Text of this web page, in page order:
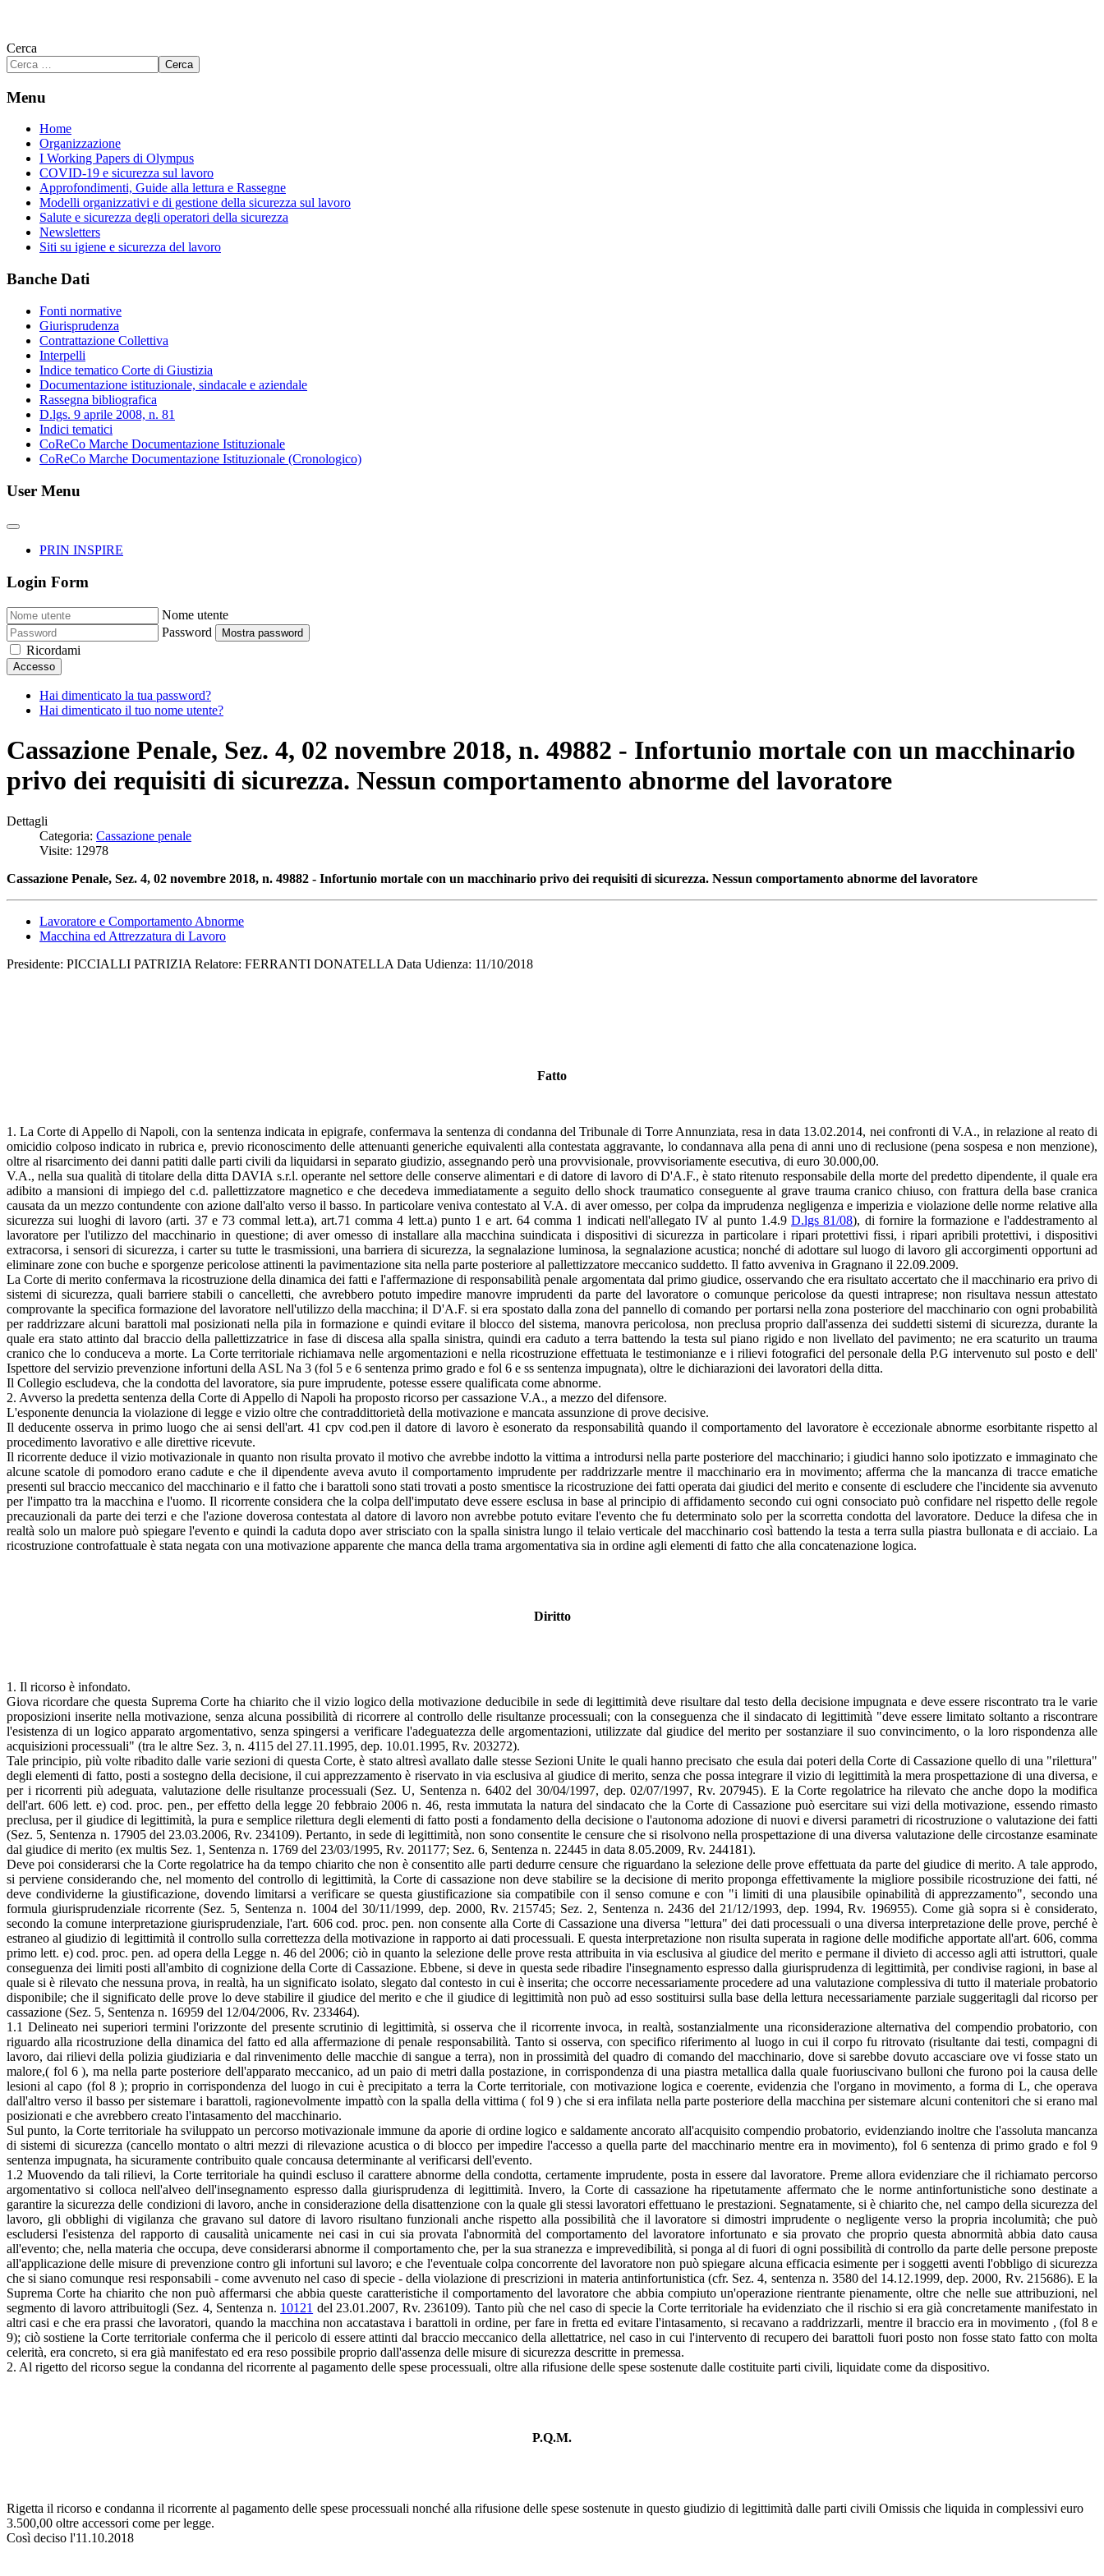
Cerca
Cerca
Menu
Home
Organizzazione
I Working Papers di Olympus
COVID-19 e sicurezza sul lavoro
Approfondimenti, Guide alla lettura e Rassegne
Modelli organizzativi e di gestione della sicurezza sul lavoro
Salute e sicurezza degli operatori della sicurezza
Newsletters
Siti su igiene e sicurezza del lavoro
Banche Dati
Fonti normative
Giurisprudenza
Contrattazione Collettiva
Interpelli
Indice tematico Corte di Giustizia
Documentazione istituzionale, sindacale e aziendale
Rassegna bibliografica
D.lgs. 9 aprile 2008, n. 81
Indici tematici
CoReCo Marche Documentazione Istituzionale
CoReCo Marche Documentazione Istituzionale (Cronologico)
User Menu
PRIN INSPIRE
Login Form
Nome utente
Password
Mostra password
Ricordami
Accesso
Hai dimenticato la tua password?
Hai dimenticato il tuo nome utente?
Cassazione Penale, Sez. 4, 02 novembre 2018, n. 49882 - Infortunio mortale con un macchinario
privo dei requisiti di sicurezza. Nessun comportamento abnorme del lavoratore
Dettagli
Categoria: Cassazione penale
Visite: 12978
Cassazione Penale, Sez. 4, 02 novembre 2018, n. 49882 - Infortunio mortale con un macchinario privo dei requisiti di sicurezza. Nessun comportamento abnorme del lavoratore
Lavoratore e Comportamento Abnorme
Macchina ed Attrezzatura di Lavoro
Presidente: PICCIALLI PATRIZIA Relatore: FERRANTI DONATELLA Data Udienza: 11/10/2018
Fatto
1. La Corte di Appello di Napoli, con la sentenza indicata in epigrafe, confermava la sentenza di condanna del Tribunale di Torre Annunziata, resa in data 13.02.2014, nei confronti di V.A., in relazione al reato di
omicidio colposo indicato in rubrica e, previo riconoscimento delle attenuanti generiche equivalenti alla contestata aggravante, lo condannava alla pena di anni uno di reclusione (pena sospesa e non menzione),
oltre al risarcimento dei danni patiti dalle parti civili da liquidarsi in separato giudizio, assegnando però una provvisionale, provvisoriamente esecutiva, di euro 30.000,00.
V.A., nella sua qualità di titolare della ditta DAVIA s.r.l. operante nel settore delle conserve alimentari e di datore di lavoro di D'A.F., è stato ritenuto responsabile della morte del predetto dipendente, il quale era
adibito a mansioni di impiego del c.d. pallettizzatore magnetico e che decedeva immediatamente a seguito dello shock traumatico conseguente al grave trauma cranico chiuso, con frattura della base cranica
causata da un mezzo contundente con azione dall'alto verso il basso. In particolare veniva contestato al V.A. di aver omesso, per colpa da imprudenza negligenza e imperizia e violazione delle norme relative alla
sicurezza sui luoghi di lavoro (arti. 37 e 73 commal lett.a), art.71 comma 4 lett.a) punto 1 e art. 64 comma 1 indicati nell'allegato IV al punto 1.4.9 D.lgs 81/08), di fornire la formazione e l'addestramento al
lavoratore per l'utilizzo del macchinario in questione; di aver omesso di installare alla macchina suindicata i dispositivi di sicurezza in particolare i ripari protettivi fissi, i ripari apribili protettivi, i dispositivi
extracorsa, i sensori di sicurezza, i carter su tutte le trasmissioni, una barriera di sicurezza, la segnalazione luminosa, la segnalazione acustica; nonché di adottare sul luogo di lavoro gli accorgimenti opportuni ad
eliminare zone con buche e sporgenze pericolose attinenti la pavimentazione sita nella parte posteriore al pallettizzatore meccanico suddetto. Il fatto avveniva in Gragnano il 22.09.2009.
La Corte di merito confermava la ricostruzione della dinamica dei fatti e l'affermazione di responsabilità penale argomentata dal primo giudice, osservando che era risultato accertato che il macchinario era privo di
sistemi di sicurezza, quali barriere stabili o cancelletti, che avrebbero potuto impedire manovre imprudenti da parte del lavoratore o comunque pericolose da questi intraprese; non risultava nessun attestato
comprovante la specifica formazione del lavoratore nell'utilizzo della macchina; il D'A.F. si era spostato dalla zona del pannello di comando per portarsi nella zona posteriore del macchinario con ogni probabilità
per raddrizzare alcuni barattoli mal posizionati nella pila in formazione e quindi evitare il blocco del sistema, manovra pericolosa, non preclusa proprio dall'assenza dei suddetti sistemi di sicurezza, durante la
quale era stato attinto dal braccio della pallettizzatrice in fase di discesa alla spalla sinistra, quindi era caduto a terra battendo la testa sul piano rigido e non livellato del pavimento; ne era scaturito un trauma
cranico che lo conduceva a morte. La Corte territoriale richiamava nelle argomentazioni e nella ricostruzione effettuata le testimonianze e i rilievi fotografici del personale della P.G intervenuto sul posto e dell'
Ispettore del servizio prevenzione infortuni della ASL Na 3 (fol 5 e 6 sentenza primo grado e fol 6 e ss sentenza impugnata), oltre le dichiarazioni dei lavoratori della ditta.
Il Collegio escludeva, che la condotta del lavoratore, sia pure imprudente, potesse essere qualificata come abnorme.
2. Avverso la predetta sentenza della Corte di Appello di Napoli ha proposto ricorso per cassazione V.A., a mezzo del difensore.
L'esponente denuncia la violazione di legge e vizio oltre che contraddittorietà della motivazione e mancata assunzione di prove decisive.
Il deducente osserva in primo luogo che ai sensi dell'art. 41 cpv cod.pen il datore di lavoro è esonerato da responsabilità quando il comportamento del lavoratore è eccezionale abnorme esorbitante rispetto al
procedimento lavorativo e alle direttive ricevute.
Il ricorrente deduce il vizio motivazionale in quanto non risulta provato il motivo che avrebbe indotto la vittima a introdursi nella parte posteriore del macchinario; i giudici hanno solo ipotizzato e immaginato che
alcune scatole di pomodoro erano cadute e che il dipendente aveva avuto il comportamento imprudente per raddrizzarle mentre il macchinario era in movimento; afferma che la mancanza di tracce ematiche
presenti sul braccio meccanico del macchinario e il fatto che i barattoli sono stati trovati a posto smentisce la ricostruzione dei fatti operata dai giudici del merito e consente di escludere che l'incidente sia avvenuto
per l'impatto tra la macchina e l'uomo. Il ricorrente considera che la colpa dell'imputato deve essere esclusa in base al principio di affidamento secondo cui ogni consociato può confidare nel rispetto delle regole
precauzionali da parte dei terzi e che l'azione doverosa contestata al datore di lavoro non avrebbe potuto evitare l'evento che fu determinato solo per la scorretta condotta del lavoratore. Deduce la difesa che in
realtà solo un malore può spiegare l'evento e quindi la caduta dopo aver strisciato con la spalla sinistra lungo il telaio verticale del macchinario così battendo la testa a terra sulla piastra bullonata e di acciaio. La
ricostruzione controfattuale è stata negata con una motivazione apparente che manca della trama argomentativa sia in ordine agli elementi di fatto che alla concatenazione logica.
Diritto
1. Il ricorso è infondato.
Giova ricordare che questa Suprema Corte ha chiarito che il vizio logico della motivazione deducibile in sede di legittimità deve risultare dal testo della decisione impugnata e deve essere riscontrato tra le varie
proposizioni inserite nella motivazione, senza alcuna possibilità di ricorrere al controllo delle risultanze processuali; con la conseguenza che il sindacato di legittimità "deve essere limitato soltanto a riscontrare
l'esistenza di un logico apparato argomentativo, senza spingersi a verificare l'adeguatezza delle argomentazioni, utilizzate dal giudice del merito per sostanziare il suo convincimento, o la loro rispondenza alle
acquisizioni processuali" (tra le altre Sez. 3, n. 4115 del 27.11.1995, dep. 10.01.1995, Rv. 203272).
Tale principio, più volte ribadito dalle varie sezioni di questa Corte, è stato altresì avallato dalle stesse Sezioni Unite le quali hanno precisato che esula dai poteri della Corte di Cassazione quello di una "rilettura"
degli elementi di fatto, posti a sostegno della decisione, il cui apprezzamento è riservato in via esclusiva al giudice di merito, senza che possa integrare il vizio di legittimità la mera prospettazione di una diversa, e
per i ricorrenti più adeguata, valutazione delle risultanze processuali (Sez. U, Sentenza n. 6402 del 30/04/1997, dep. 02/07/1997, Rv. 207945). E la Corte regolatrice ha rilevato che anche dopo la modifica
dell'art. 606 lett. e) cod. proc. pen., per effetto della legge 20 febbraio 2006 n. 46, resta immutata la natura del sindacato che la Corte di Cassazione può esercitare sui vizi della motivazione, essendo rimasto
preclusa, per il giudice di legittimità, la pura e semplice rilettura degli elementi di fatto posti a fondamento della decisione o l'autonoma adozione di nuovi e diversi parametri di ricostruzione o valutazione dei fatti
(Sez. 5, Sentenza n. 17905 del 23.03.2006, Rv. 234109). Pertanto, in sede di legittimità, non sono consentite le censure che si risolvono nella prospettazione di una diversa valutazione delle circostanze esaminate
dal giudice di merito (ex multis Sez. 1, Sentenza n. 1769 del 23/03/1995, Rv. 201177; Sez. 6, Sentenza n. 22445 in data 8.05.2009, Rv. 244181).
Deve poi considerarsi che la Corte regolatrice ha da tempo chiarito che non è consentito alle parti dedurre censure che riguardano la selezione delle prove effettuata da parte del giudice di merito. A tale approdo,
si perviene considerando che, nel momento del controllo di legittimità, la Corte di cassazione non deve stabilire se la decisione di merito proponga effettivamente la migliore possibile ricostruzione dei fatti, né
deve condividerne la giustificazione, dovendo limitarsi a verificare se questa giustificazione sia compatibile con il senso comune e con "i limiti di una plausibile opinabilità di apprezzamento", secondo una
formula giurisprudenziale ricorrente (Sez. 5, Sentenza n. 1004 del 30/11/1999, dep. 2000, Rv. 215745; Sez. 2, Sentenza n. 2436 del 21/12/1993, dep. 1994, Rv. 196955). Come già sopra si è considerato,
secondo la comune interpretazione giurisprudenziale, l'art. 606 cod. proc. pen. non consente alla Corte di Cassazione una diversa "lettura" dei dati processuali o una diversa interpretazione delle prove, perché è
estraneo al giudizio di legittimità il controllo sulla correttezza della motivazione in rapporto ai dati processuali. E questa interpretazione non risulta superata in ragione delle modifiche apportate all'art. 606, comma
primo lett. e) cod. proc. pen. ad opera della Legge n. 46 del 2006; ciò in quanto la selezione delle prove resta attribuita in via esclusiva al giudice del merito e permane il divieto di accesso agli atti istruttori, quale
conseguenza dei limiti posti all'ambito di cognizione della Corte di Cassazione. Ebbene, si deve in questa sede ribadire l'insegnamento espresso dalla giurisprudenza di legittimità, per condivise ragioni, in base al
quale si è rilevato che nessuna prova, in realtà, ha un significato isolato, slegato dal contesto in cui è inserita; che occorre necessariamente procedere ad una valutazione complessiva di tutto il materiale probatorio
disponibile; che il significato delle prove lo deve stabilire il giudice del merito e che il giudice di legittimità non può ad esso sostituirsi sulla base della lettura necessariamente parziale suggeritagli dal ricorso per
cassazione (Sez. 5, Sentenza n. 16959 del 12/04/2006, Rv. 233464).
1.1 Delineato nei superiori termini l'orizzonte del presente scrutinio di legittimità, si osserva che il ricorrente invoca, in realtà, sostanzialmente una riconsiderazione alternativa del compendio probatorio, con
riguardo alla ricostruzione della dinamica del fatto ed alla affermazione di penale responsabilità. Tanto si osserva, con specifico riferimento al luogo in cui il corpo fu ritrovato (risultante dai testi, compagni di
lavoro, dai rilievi della polizia giudiziaria e dal rinvenimento delle macchie di sangue a terra), non in prossimità del quadro di comando del macchinario, dove si sarebbe dovuto accasciare ove vi fosse stato un
malore,( fol 6 ), ma nella parte posteriore dell'apparato meccanico, ad un paio di metri dalla postazione, in corrispondenza di una piastra metallica dalla quale fuoriuscivano bulloni che furono poi la causa delle
lesioni al capo (fol 8 ); proprio in corrispondenza del luogo in cui è precipitato a terra la Corte territoriale, con motivazione logica e coerente, evidenzia che l'organo in movimento, a forma di L, che operava
dall'altro verso il basso per sistemare i barattoli, ragionevolmente impattò con la spalla della vittima ( fol 9 ) che si era infilata nella parte posteriore della macchina per sistemare alcuni contenitori che si erano mal
posizionati e che avrebbero creato l'intasamento del macchinario.
Sul punto, la Corte territoriale ha sviluppato un percorso motivazionale immune da aporie di ordine logico e saldamente ancorato all'acquisito compendio probatorio, evidenziando inoltre che l'assoluta mancanza
di sistemi di sicurezza (cancello montato o altri mezzi di rilevazione acustica o di blocco per impedire l'accesso a quella parte del macchinario mentre era in movimento), fol 6 sentenza di primo grado e fol 9
sentenza impugnata, ha sicuramente contribuito quale concausa determinante al verificarsi dell'evento.
1.2 Muovendo da tali rilievi, la Corte territoriale ha quindi escluso il carattere abnorme della condotta, certamente imprudente, posta in essere dal lavoratore. Preme allora evidenziare che il richiamato percorso
argomentativo si colloca nell'alveo dell'insegnamento espresso dalla giurisprudenza di legittimità. Invero, la Corte di cassazione ha ripetutamente affermato che le norme antinfortunistiche sono destinate a
garantire la sicurezza delle condizioni di lavoro, anche in considerazione della disattenzione con la quale gli stessi lavoratori effettuano le prestazioni. Segnatamente, si è chiarito che, nel campo della sicurezza del
lavoro, gli obblighi di vigilanza che gravano sul datore di lavoro risultano funzionali anche rispetto alla possibilità che il lavoratore si dimostri imprudente o negligente verso la propria incolumità; che può
escludersi l'esistenza del rapporto di causalità unicamente nei casi in cui sia provata l'abnormità del comportamento del lavoratore infortunato e sia provato che proprio questa abnormità abbia dato causa
all'evento; che, nella materia che occupa, deve considerarsi abnorme il comportamento che, per la sua stranezza e imprevedibilità, si ponga al di fuori di ogni possibilità di controllo da parte delle persone preposte
all'applicazione delle misure di prevenzione contro gli infortuni sul lavoro; e che l'eventuale colpa concorrente del lavoratore non può spiegare alcuna efficacia esimente per i soggetti aventi l'obbligo di sicurezza
che si siano comunque resi responsabili - come avvenuto nel caso di specie - della violazione di prescrizioni in materia antinfortunistica (cfr. Sez. 4, sentenza n. 3580 del 14.12.1999, dep. 2000, Rv. 215686). E la
Suprema Corte ha chiarito che non può affermarsi che abbia queste caratteristiche il comportamento del lavoratore che abbia compiuto un'operazione rientrante pienamente, oltre che nelle sue attribuzioni, nel
segmento di lavoro attribuitogli (Sez. 4, Sentenza n. 10121 del 23.01.2007, Rv. 236109). Tanto più che nel caso di specie la Corte territoriale ha evidenziato che il rischio si era già concretamente manifestato in
altri casi e che era prassi che lavoratori, quando la macchina non accatastava i barattoli in ordine, per fare in fretta ed evitare l'intasamento, si recavano a raddrizzarli, mentre il braccio era in movimento , (fol 8 e
9); ciò sostiene la Corte territoriale conferma che il pericolo di essere attinti dal braccio meccanico della allettatrice, nel caso in cui l'intervento di recupero dei barattoli fuori posto non fosse stato fatto con molta
celerità, era concreto, si era già manifestato ed era reso possibile proprio dall'assenza delle misure di sicurezza descritte in premessa.
2. Al rigetto del ricorso segue la condanna del ricorrente al pagamento delle spese processuali, oltre alla rifusione delle spese sostenute dalle costituite parti civili, liquidate come da dispositivo.
P.Q.M.
Rigetta il ricorso e condanna il ricorrente al pagamento delle spese processuali nonché alla rifusione delle spese sostenute in questo giudizio di legittimità dalle parti civili Omissis che liquida in complessivi euro
3.500,00 oltre accessori come per legge.
Così deciso l'11.10.2018